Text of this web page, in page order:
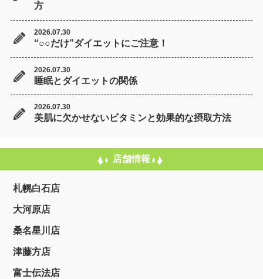
方
2026.07.30
“○○だけ”ダイエットにご注意！
2026.07.30
睡眠とダイエットの関係
2026.07.30
美肌に欠かせないビタミンと効果的な摂取方法
店舗情報
札幌白石店
大河原店
桑名星川店
津藤方店
富士伝法店